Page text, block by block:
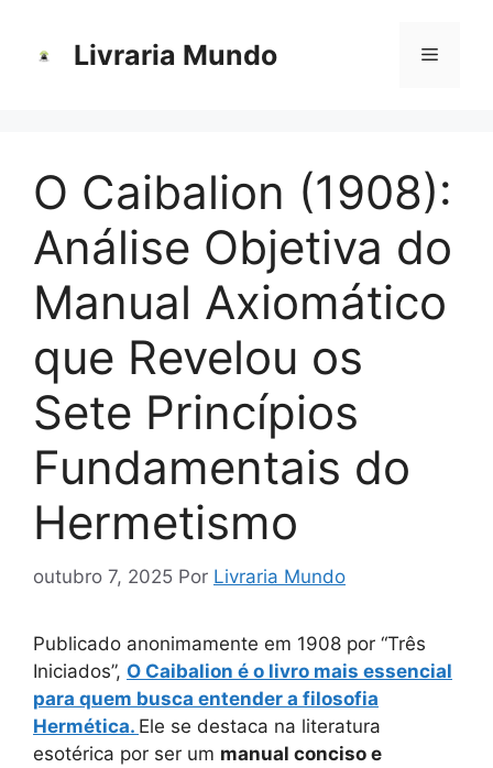
Livraria Mundo Menu
O Caibalion (1908):
Análise Objetiva do
Manual Axiomático
que Revelou os
Sete Princípios
Fundamentais do
Hermetismo
outubro 7, 2025 Por Livraria Mundo
Publicado anonimamente em 1908 por “Três
Iniciados”, O Caibalion é o livro mais essencial
para quem busca entender a filosofia
Hermética. Ele se destaca na literatura
esotérica por ser um manual conciso e